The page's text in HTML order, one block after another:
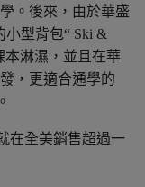
。後來，由於華盛
小型背包“ Ski &
本淋濕，並且在華
，更適合通學的
在全美銷售超過一